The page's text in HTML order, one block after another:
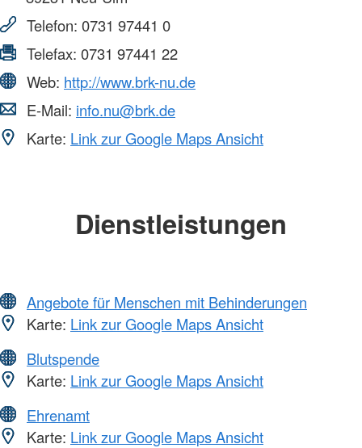
Telefon: 0731 97441 0
Telefax: 0731 97441 22
Web: http://www.brk-nu.de
E-Mail: info.nu@brk.de
Karte: Link zur Google Maps Ansicht
Dienstleistungen
Angebote für Menschen mit Behinderungen
Karte: Link zur Google Maps Ansicht
Blutspende
Karte: Link zur Google Maps Ansicht
Ehrenamt
Karte: Link zur Google Maps Ansicht